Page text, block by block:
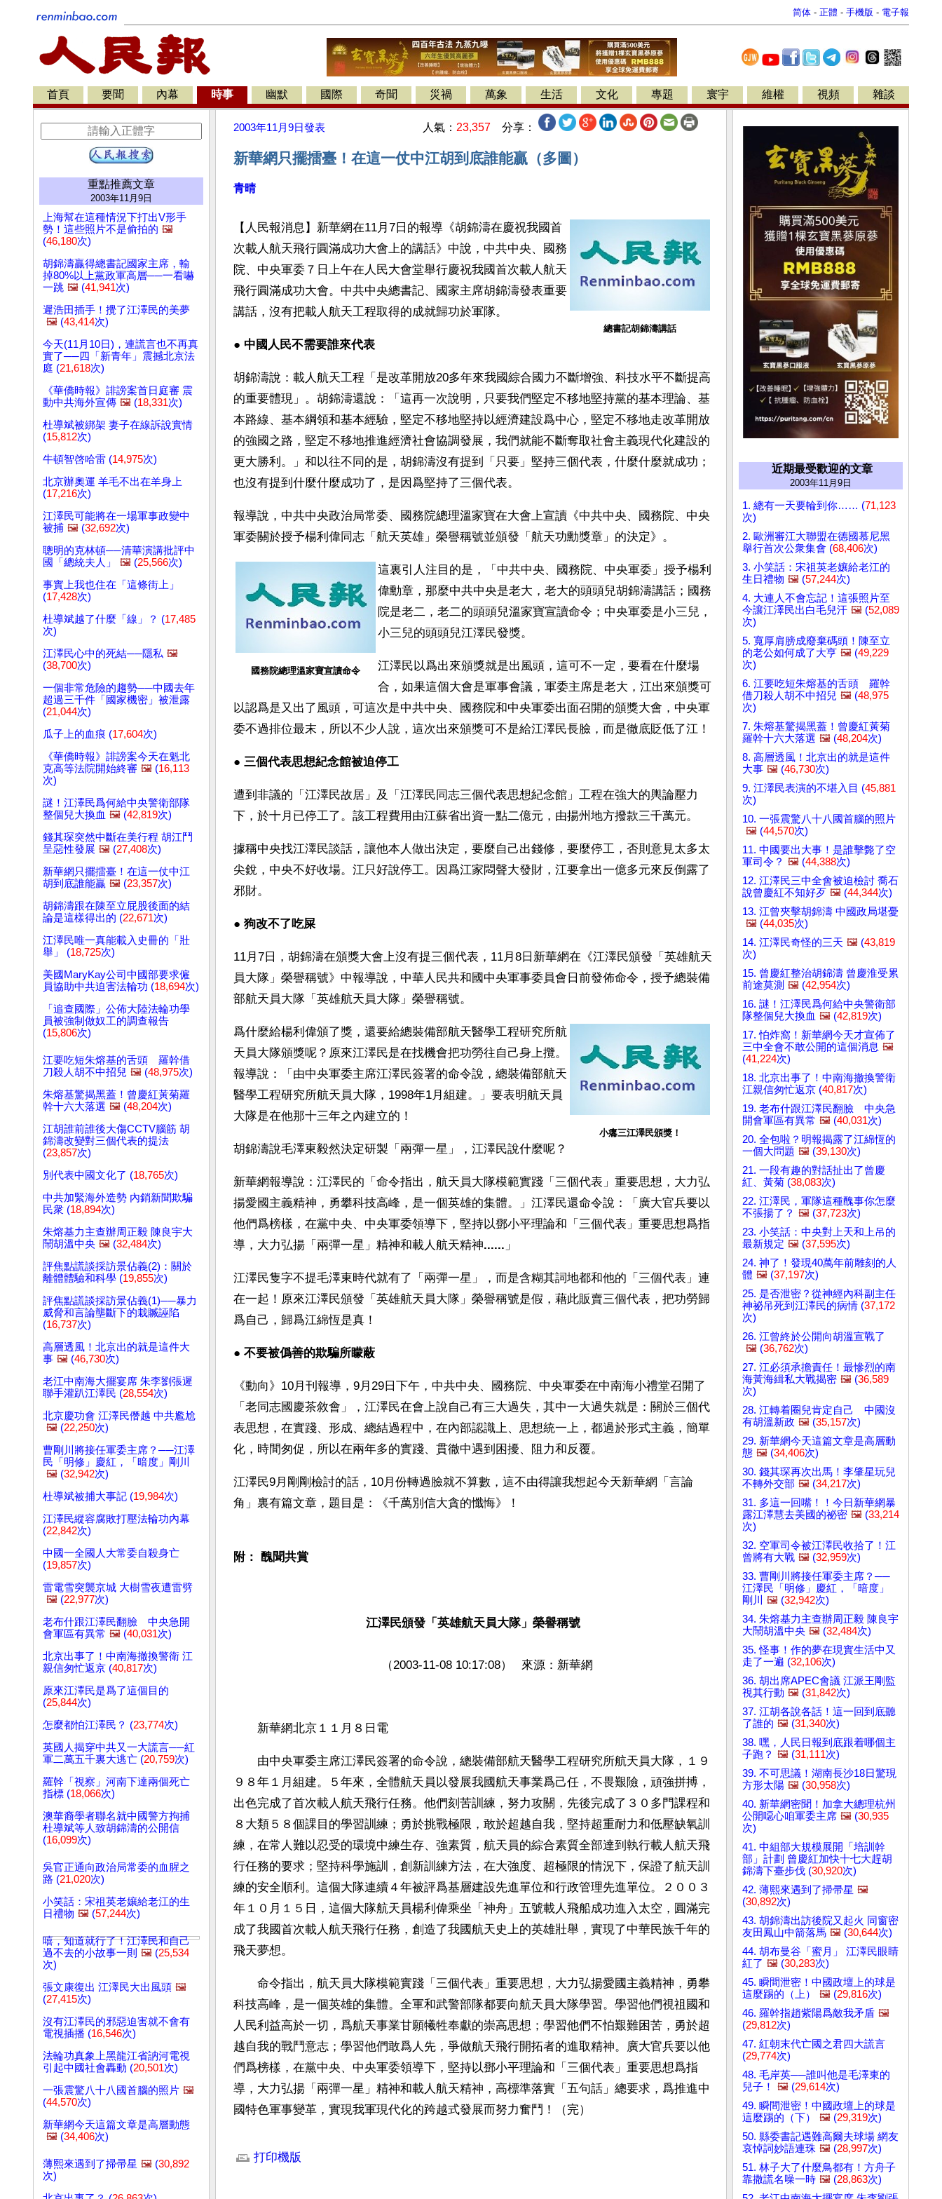
简体 - 正體 - 手機版 - 電子報
首頁 要聞 內幕 時事 幽默 國際 奇聞 災禍 萬象 生活 文化 專題 寰宇 維權 視頻 雜談
重點推薦文章
2003年11月9日
上海幫在這種情況下打出V形手
勢！這些照片不是偷拍的 🖼️
(46,180次)
胡錦濤贏得總書記國家主席，輸
掉80%以上黨政軍高層──一看嚇
一跳 🖼️ (41,941次)
遲浩田插手！攪了江澤民的美夢
🖼️ (43,414次)
今天(11月10日)，連謊言也不再真
實了──四「新青年」震撼北京法
庭 (21,618次)
《華僑時報》誹謗案首日庭審 震
動中共海外宣傳 🖼️ (18,331次)
杜導斌被綁架 妻子在線訴說實情
(15,812次)
牛頓智啓哈雷 (14,975次)
北京辦奧運 羊毛不出在羊身上
(17,216次)
江澤民可能將在一場軍事政變中
被捕 🖼️ (32,692次)
聰明的克林頓──清華演講批評中
國「總統夫人」
🖼️ (25,566次)
事實上我也住在「這條街上」
(17,428次)
杜導斌越了什麼「線」？ (17,485
次)
江澤民心中的死結──隱私 🖼️
(38,700次)
一個非常危險的趨勢──中國去年
超過三千件「國家機密」被泄露
(21,044次)
瓜子上的血痕 (17,604次)
《華僑時報》誹謗案今天在魁北
克高等法院開始終審 🖼️ (16,113
次)
謎！江澤民爲何給中央警衛部隊
整個兒大換血 🖼️ (42,819次)
錢其琛突然中斷在美行程 胡江鬥
呈惡性發展 🖼️ (27,408次)
新華網只擺擂臺！在這一仗中江
胡到底誰能贏 🖼️ (23,357次)
胡錦濤跟在陳至立屁股後面的結
論是這樣得出的 (22,671次)
江澤民唯一真能載入史冊的「壯
舉」 (18,725次)
美國MaryKay公司中國部要求僱
員協助中共迫害法輪功 (18,694次)
「追查國際」公佈大陸法輪功學
員被強制做奴工的調查報告
(15,806次)
江要吃短朱熔基的舌頭 羅幹借
刀殺人胡不中招兒 🖼️ (48,975次)
朱熔基驚揭黑蓋！曾慶紅黃菊羅
幹十六大落選 🖼️ (48,204次)
江胡誰前誰後大傷CCTV腦筋 胡
錦濤改變對三個代表的提法
(23,857次)
別代表中國文化了 (18,765次)
中共加緊海外造勢 內銷新聞欺騙
民衆 (18,894次)
朱熔基力主查辦周正毅 陳良宇大
鬧胡溫中央 🖼️ (32,484次)
評焦點謊談採訪景佔義(2)：關於
離體體驗和科學 (19,855次)
評焦點謊談採訪景佔義(1)──暴力
威脅和言論壟斷下的栽贓誣陷
(16,737次)
高層透風！北京出的就是這件大
事 🖼️ (46,730次)
老江中南海大擺宴席 朱李劉張遲
聯手灌趴江澤民 (28,554次)
北京慶功會 江澤民僭越 中共尷尬
🖼️ (22,250次)
曹剛川將接任軍委主席？──江澤
民「明修」慶紅，「暗度」剛川
🖼️ (32,942次)
杜導斌被捕大事記 (19,984次)
江澤民縱容腐敗打壓法輪功內幕
(22,842次)
中國一全國人大常委自殺身亡
(19,857次)
雷電雪突襲京城 大樹雪夜遭雷劈
🖼️ (22,977次)
老布什跟江澤民翻臉 中央急開
會軍區有異常 🖼️ (40,031次)
北京出事了！中南海撤換警衛 江
親信匆忙返京 (40,817次)
原來江澤民是爲了這個目的
(25,844次)
怎麼都怕江澤民？ (23,774次)
英國人揭穿中共又一大謊言──紅
軍二萬五千裏大逃亡 (20,759次)
羅幹「視察」河南下達兩個死亡
指標 (18,066次)
澳華裔學者聯名就中國警方拘捕
杜導斌等人致胡錦濤的公開信
(16,099次)
吳官正通向政治局常委的血腥之
路 (21,020次)
小笑話：宋祖英老孃給老江的生
日禮物 🖼️ (57,244次)
嘻，知道就行了！江澤民和自己
過不去的小故事一則 🖼️ (25,534
次)
張文康復出 江澤民大出風頭 🖼️
(27,415次)
沒有江澤民的邪惡迫害就不會有
電視插播 (16,546次)
法輪功真象上黑龍江省訥河電視
引起中國社會轟動 (20,501次)
一張震驚八十八國首腦的照片 🖼️
(44,570次)
新華網今天這篇文章是高層動態
🖼️ (34,406次)
薄熙來遇到了掃帚星 🖼️ (30,892
次)
2003年11月9日發表 人氣： 23,357 分享：
新華網只擺擂臺！在這一仗中江胡到底誰能贏（多圖）
青晴
總書記胡錦濤講話
【人民報消息】新華網在11月7日的報導《胡錦濤在慶祝我國首
次載人航天飛行圓滿成功大會上的講話》中說，中共中央、國務
院、中央軍委７日上午在人民大會堂舉行慶祝我國首次載人航天
飛行圓滿成功大會。中共中央總書記、國家主席胡錦濤發表重要
講話，沒有把載人航天工程取得的成就歸功於軍隊。
● 中國人民不需要誰來代表
胡錦濤說：載人航天工程「是改革開放20多年來我國綜合國力不斷增強、科技水平不斷提高
的重要體現」。胡錦濤還說：「這再一次說明，只要我們堅定不移地堅持黨的基本理論、基
本路線、基本綱領和基本經驗，堅定不移地堅持以經濟建設爲中心，堅定不移地走改革開放
的強國之路，堅定不移地推進經濟社會協調發展，我們就能不斷奪取社會主義現代化建設的
更大勝利。」和以往不同的是，胡錦濤沒有提到「只要」堅持三個代表，什麼什麼就成功；
也沒有提到什麼什麼成功了，是因爲堅持了三個代表。
報導說，中共中央政治局常委、國務院總理溫家寶在大會上宣讀《中共中央、國務院、中央
軍委關於授予楊利偉同志「航天英雄」榮譽稱號並頒發「航天功勳獎章」的決定》。
國務院總理溫家寶宣讀命令
這裏引人注目的是，「中共中央、國務院、中央軍委」授予楊利
偉勳章，那麼中共中央是老大，老大的頭頭兒胡錦濤講話；國務
院是老二，老二的頭頭兒溫家寶宣讀命令；中央軍委是小三兒，
小三兒的頭頭兒江澤民發獎。
江澤民以爲出來頒獎就是出風頭，這可不一定，要看在什麼場
合，如果這個大會是軍事會議，軍委主席是老大，江出來頒獎可
以認爲是又出了風頭，可這次是中共中央、國務院和中央軍委出面召開的頒獎大會，中央軍
委不過排位最末，所以不少人說，這次出來頒獎可不是給江澤民長臉，而是徹底貶低了江！
● 三個代表思想紀念館被迫停工
遭到非議的「江澤民故居」及「江澤民同志三個代表思想紀念館」工程在強大的輿論壓力
下，於十月已停工了。該工程費用由江蘇省出資一點二億元，由揚州地方撥款三千萬元。
據稱中央找江澤民談話，讓他本人做出決定，要麼自己出錢修，要麼停工，否則意見太多太
尖銳，中央不好收場。江只好說停工。因爲江家悶聲大發財，江要拿出一億多元來反倒露了
邪財。
● 狗改不了吃屎
11月7日，胡錦濤在頒獎大會上沒有提三個代表，11月8日新華網在《江澤民頒發「英雄航天
員大隊」榮譽稱號》中報導說，中華人民共和國中央軍事委員會日前發佈命令，授予總裝備
部航天員大隊「英雄航天員大隊」榮譽稱號。
小癟三江澤民頒獎！
爲什麼給楊利偉頒了獎，還要給總裝備部航天醫學工程研究所航
天員大隊頒獎呢？原來江澤民是在找機會把功勞往自己身上攬。
報導說：「由中央軍委主席江澤民簽署的命令說，總裝備部航天
醫學工程研究所航天員大隊，1998年1月組建。」要表明航天員
大隊是在他那十三年之內建立的！
胡錦濤說毛澤東毅然決定研製「兩彈一星」，江澤民說什麼呢？
新華網報導說：江澤民的「命令指出，航天員大隊模範實踐「三個代表」重要思想，大力弘
揚愛國主義精神，勇攀科技高峰，是一個英雄的集體。」江澤民還命令說：「廣大官兵要以
他們爲榜樣，在黨中央、中央軍委領導下，堅持以鄧小平理論和「三個代表」重要思想爲指
導，大力弘揚「兩彈一星」精神和載人航天精神...... 」
江澤民隻字不提毛澤東時代就有了「兩彈一星」，而是含糊其詞地都和他的「三個代表」連
在一起！原來江澤民頒發「英雄航天員大隊」榮譽稱號是假，藉此販賣三個代表，把功勞歸
爲自己，歸爲江綿恆是真！
● 不要被僞善的欺騙所矇蔽
《動向》10月刊報導，9月29日下午，中共中央、國務院、中央軍委在中南海小禮堂召開了
「老同志國慶茶敘會」，江澤民在會上說自己有三大過失，其中一大過失就是：關於三個代
表思想，在實踐、形成、總結過程中，在內部認識上、思想統一上，都過於形式主義，簡單
化，時間匆促，所以在兩年多的實踐、貫徹中遇到困擾、阻力和反覆。
江澤民9月剛剛檢討的話，10月份轉過臉就不算數，這不由得讓我想起今天新華網「言論
角」裏有篇文章，題目是：《千萬別信大貪的懺悔》！
附： 醜聞共賞
江澤民頒發「英雄航天員大隊」榮譽稱號
  	（2003-11-08 10:17:08） 	來源：新華網
新華網北京１１月８日電
由中央軍委主席江澤民簽署的命令說，總裝備部航天醫學工程研究所航天員大隊，１９
９８年１月組建。５年來，全體航天員以發展我國航天事業爲己任，不畏艱險，頑強拼搏，
出色完成了首次載人航天飛行任務。他們刻苦訓練，努力攻關，先後完成了３０多門課程和
８大類５８個課目的學習訓練；勇於挑戰極限，敢於超越自我，堅持超重耐力和低壓缺氧訓
練，在常人難以忍受的環境中練生存、強素質，航天員的綜合素質全部達到執行載人航天飛
行任務的要求；堅持科學施訓，創新訓練方法，在大強度、超極限的情況下，保證了航天訓
練的安全順利。這個大隊連續４年被評爲基層建設先進單位和行政管理先進單位。２００３
年１０月１５日，這個大隊航天員楊利偉乘坐「神舟」五號載人飛船成功進入太空，圓滿完
成了我國首次載人航天飛行任務，創造了我國航天史上的英雄壯舉，實現了中華民族千年的
飛天夢想。
命令指出，航天員大隊模範實踐「三個代表」重要思想，大力弘揚愛國主義精神，勇攀
科技高峰，是一個英雄的集體。全軍和武警部隊都要向航天員大隊學習。學習他們視祖國和
人民利益高於一切，爲航天事業甘願犧牲奉獻的崇高思想；學習他們不怕艱難困苦，勇於超
越自我的戰鬥意志；學習他們敢爲人先，爭做航天飛行開拓者的進取精神。廣大官兵要以他
們爲榜樣，在黨中央、中央軍委領導下，堅持以鄧小平理論和「三個代表」重要思想爲指
導，大力弘揚「兩彈一星」精神和載人航天精神，高標準落實「五句話」總要求，爲推進中
國特色軍事變革，實現我軍現代化的跨越式發展而努力奮鬥！（完）
打印機版
近期最受歡迎的文章
2003年11月9日
1. 總有一天要輪到你…… (71,123
次)
2. 歐洲審江大聯盟在德國慕尼黑
舉行首次公衆集會 (68,406次)
3. 小笑話：宋祖英老孃給老江的
生日禮物 🖼️ (57,244次)
4. 大連人不會忘記！這張照片至
今讓江澤民出白毛兒汗 🖼️ (52,089
次)
5. 寬厚肩膀成廢棄碼頭！陳至立
的老公如何成了大亨 🖼️ (49,229
次)
6. 江要吃短朱熔基的舌頭 羅幹
借刀殺人胡不中招兒 🖼️ (48,975
次)
7. 朱熔基驚揭黑蓋！曾慶紅黃菊
羅幹十六大落選 🖼️ (48,204次)
8. 高層透風！北京出的就是這件
大事 🖼️ (46,730次)
9. 江澤民表演的不堪入目 (45,881
次)
10. 一張震驚八十八國首腦的照片
🖼️ (44,570次)
11. 中國要出大事！是誰擊斃了空
軍司令？ 🖼️ (44,388次)
12. 江澤民三中全會被迫檢討 喬石
說曾慶紅不知好歹 🖼️ (44,344次)
13. 江曾夾擊胡錦濤 中國政局堪憂
🖼️ (44,035次)
14. 江澤民奇怪的三天 🖼️ (43,819
次)
15. 曾慶紅整治胡錦濤 曾慶淮受累
前途莫測 🖼️ (42,954次)
16. 謎！江澤民爲何給中央警衛部
隊整個兒大換血 🖼️ (42,819次)
17. 怕炸窩！新華網今天才宣佈了
三中全會不敢公開的這個消息 🖼️
(41,224次)
18. 北京出事了！中南海撤換警衛
江親信匆忙返京 (40,817次)
19. 老布什跟江澤民翻臉 中央急
開會軍區有異常 🖼️ (40,031次)
20. 全包啦？明報揭露了江綿恆的
一個大問題 🖼️ (39,130次)
21. 一段有趣的對話扯出了曾慶
紅、黃菊 (38,083次)
22. 江澤民，軍隊這種醜事你怎麼
不張揚了？ 🖼️ (37,723次)
23. 小笑話：中央對上天和上吊的
最新規定 🖼️ (37,595次)
24. 神了！發現40萬年前雕刻的人
體 🖼️ (37,197次)
25. 是否泄密？從神經內科副主任
神祕吊死到江澤民的病情 (37,172
次)
26. 江曾終於公開向胡溫宣戰了
🖼️ (36,762次)
27. 江必須承擔責任！最慘烈的南
海黃海緝私大戰揭密 🖼️ (36,589
次)
28. 江轉着圈兒肯定自己 中國沒
有胡溫新政 🖼️ (35,157次)
29. 新華網今天這篇文章是高層動
態 🖼️ (34,406次)
30. 錢其琛再次出馬！李肇星玩兒
不轉外交部 🖼️ (34,217次)
31. 多這一回嘴！！今日新華網暴
露江澤慧去美國的祕密 🖼️ (33,214
次)
32. 空軍司令被江澤民收拾了！江
曾將有大戰 🖼️ (32,959次)
33. 曹剛川將接任軍委主席？──
江澤民「明修」慶紅，「暗度」
剛川
🖼️ (32,942次)
34. 朱熔基力主查辦周正毅 陳良宇
大鬧胡溫中央 🖼️ (32,484次)
35. 怪事！作的夢在現實生活中又
走了一遍 (32,106次)
36. 胡出席APEC會議 江派王剛監
視其行動 🖼️ (31,842次)
37. 江胡各說各話！這一回到底聽
了誰的 🖼️ (31,340次)
38. 嘿，人民日報到底跟着哪個主
子跑？ 🖼️ (31,111次)
39. 不可思議！湖南長沙18日驚現
方形太陽 🖼️ (30,958次)
40. 新華網密聞！加拿大總理杭州
公開噁心咱軍委主席 🖼️ (30,935
次)
41. 中組部大規模展開「培訓幹
部」計劃 曾慶紅加快十七大趕胡
錦濤下臺步伐 (30,920次)
42. 薄熙來遇到了掃帚星 🖼️
(30,892次)
43. 胡錦濤出訪後院又起火 同窗密
友田鳳山中箭落馬 🖼️ (30,644次)
44. 胡布曼谷「蜜月」 江澤民眼睛
紅了 🖼️ (30,283次)
45. 瞬間泄密！中國政壇上的球是
這麼踢的（上）
🖼️ (29,816次)
46. 羅幹指趙紫陽爲敵我矛盾 🖼️
(29,812次)
47. 紅朝末代亡國之君四大謊言
(29,774次)
48. 毛岸英──誰叫他是毛澤東的
兒子！
🖼️ (29,614次)
49. 瞬間泄密！中國政壇上的球是
這麼踢的（下）
🖼️ (29,319次)
50. 縣委書記遇難高爾夫球場 網友
哀悼詞妙語連珠 🖼️ (28,997次)
51. 林子大了什麼鳥都有！方舟子
靠撒謊名噪一時 🖼️ (28,863次)